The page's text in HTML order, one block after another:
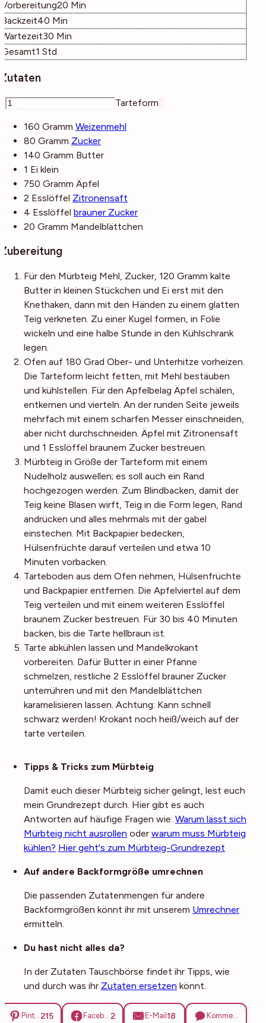
Vorbereitung20 Minuten
Min
Backzeit40 Minuten
Min
Wartezeit30 Minuten
Min
Gesamt1 Stunde
Std
Zutaten
Tarteform
160 Gramm Weizenmehl
80 Gramm Zucker
140 Gramm Butter
1 Ei klein
750 Gramm Äpfel
2 Esslöffel Zitronensaft
4 Esslöffel brauner Zucker
20 Gramm Mandelblättchen
Zubereitung
Für den Mürbteig Mehl, Zucker, 120 Gramm kalte
Butter in kleinen Stückchen und Ei erst mit den
Knethaken, dann mit den Händen zu einem glatten
Teig verkneten. Zu einer Kugel formen, in Folie
wickeln und eine halbe Stunde in den Kühlschrank
legen.
Ofen auf 180 Grad Ober- und Unterhitze vorheizen.
Die Tarteform leicht fetten, mit Mehl bestäuben
und kühlstellen. Für den Apfelbelag Äpfel schälen,
entkernen und vierteln. An der runden Seite jeweils
mehrfach mit einem scharfen Messer einschneiden,
aber nicht durchschneiden. Äpfel mit Zitronensaft
und 1 Esslöffel braunem Zucker bestreuen.
Mürbteig in Größe der Tarteform mit einem
Nudelholz auswellen; es soll auch ein Rand
hochgezogen werden. Zum Blindbacken, damit der
Teig keine Blasen wirft, Teig in die Form legen, Rand
andrücken und alles mehrmals mit der gabel
einstechen. Mit Backpapier bedecken,
Hülsenfrüchte darauf verteilen und etwa 10
Minuten vorbacken.
Tarteboden aus dem Ofen nehmen, Hülsenfrüchte
und Backpapier entfernen. Die Apfelviertel auf dem
Teig verteilen und mit einem weiteren Esslöffel
braunem Zucker bestreuen. Für 30 bis 40 Minuten
backen, bis die Tarte hellbraun ist.
Tarte abkühlen lassen und Mandelkrokant
vorbereiten. Dafür Butter in einer Pfanne
schmelzen, restliche 2 Esslöffel brauner Zucker
unterrühren und mit den Mandelblättchen
karamelisieren lassen. Achtung: Kann schnell
schwarz werden! Krokant noch heiß/weich auf der
tarte verteilen.
Tipps & Tricks zum Mürbteig
Damit euch dieser Mürbteig sicher gelingt, lest euch
mein Grundrezept durch. Hier gibt es auch
Antworten auf häufige Fragen wie: Warum lässt sich
Mürbteig nicht ausrollen oder warum muss Mürbteig
kühlen? Hier geht's zum Mürbteig-Grundrezept
Auf andere Backformgröße umrechnen
Die passenden Zutatenmengen für andere
Backformgrößen könnt ihr mit unserem Umrechner
ermitteln.
Du hast nicht alles da?
In der Zutaten Tauschbörse findet ihr Tipps, wie
und durch was ihr Zutaten ersetzen könnt.
Pinterest215 Facebook 2 E-Mail 18 Kommentare